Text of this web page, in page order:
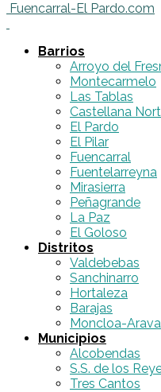
Fuencarral-El Pardo.com
Barrios
Arroyo del
Montecarmelo
Las Tablas
Castellana
El Pardo
El Pilar
Fuencarral
Fuentelarreyna
Mirasierra
Peñagrande
La Paz
El Goloso
Distritos
Valdebebas
Sanchinarro
Hortaleza
Barajas
Moncloa-
Municipios
Alcobendas
S.S. de los
Tres Cantos